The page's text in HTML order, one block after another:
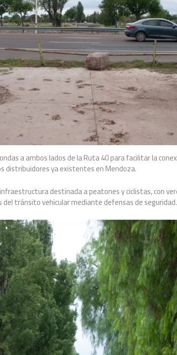
a ambos lados de la Ruta 40 para facilitar la
distribuidores ya existentes en Mendoza.
destinada a peatones y ciclistas, con
tránsito vehicular mediante defensas de seguridad.